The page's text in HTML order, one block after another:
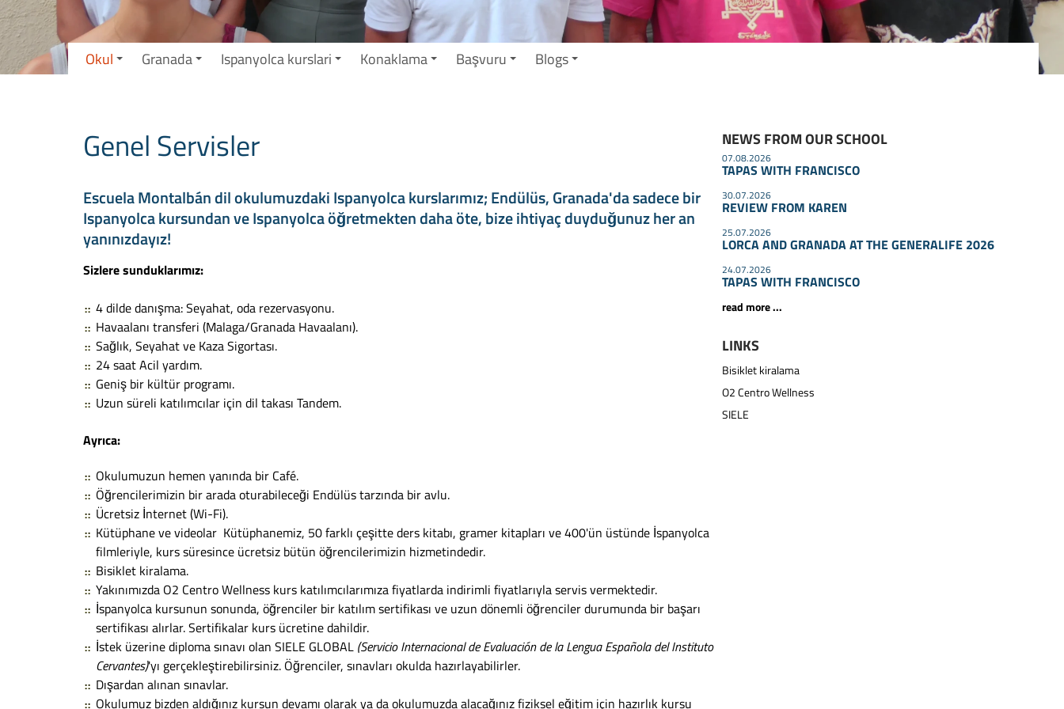
Okul Granada Ispanyolca kurslari Konaklama Başvuru Blogs
Genel Servisler
Escuela Montalbán dil okulumuzdaki Ispanyolca kurslarımız; Endülüs, Granada'da sadece bir
Ispanyolca kursundan ve Ispanyolca öğretmekten daha öte, bize ihtiyaç duyduğunuz her an
yanınızdayız!
Sizlere sunduklarımız:
4 dilde danışma: Seyahat, oda rezervasyonu.
Havaalanı transferi (Malaga/Granada Havaalanı).
Sağlık, Seyahat ve Kaza Sigortası.
24 saat Acil yardım.
Geniş bir kültür programı.
Uzun süreli katılımcılar için dil takası Tandem.
Ayrıca:
Okulumuzun hemen yanında bir Café.
Öğrencilerimizin bir arada oturabileceği Endülüs tarzında bir avlu.
Ücretsiz İnternet (Wi-Fi).
Kütüphane ve videolar Kütüphanemiz, 50 farklı çeşitte ders kitabı, gramer kitapları ve 400'ün üstünde İspanyolca
filmleriyle, kurs süresince ücretsiz bütün öğrencilerimizin hizmetindedir.
Bisiklet kiralama.
Yakınımızda O2 Centro Wellness kurs katılımcılarımıza fiyatlarda indirimli fiyatlarıyla servis vermektedir.
İspanyolca kursunun sonunda, öğrenciler bir katılım sertifikası ve uzun dönemli öğrenciler durumunda bir başarı
sertifikası alırlar. Sertifikalar kurs ücretine dahildir.
İstek üzerine diploma sınavı olan SIELE GLOBAL (Servicio Internacional de Evaluación de la Lengua Española del Instituto
Cervantes)'yı gerçekleştirebilirsiniz. Öğrenciler, sınavları okulda hazırlayabilirler.
Dışardan alınan sınavlar.
Okulumuz bizden aldığınız kursun devamı olarak ya da okulumuzda alacağınız fiziksel eğitim için hazırlık kursu
NEWS FROM OUR SCHOOL
07.08.2026
TAPAS WITH FRANCISCO
30.07.2026
REVIEW FROM KAREN
25.07.2026
LORCA AND GRANADA AT THE GENERALIFE 2026
24.07.2026
TAPAS WITH FRANCISCO
read more ...
LINKS
Bisiklet kiralama
O2 Centro Wellness
SIELE